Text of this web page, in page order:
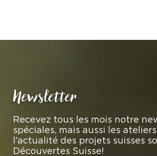
Newsletter
Recevez tous les mois notre
spéciales, mais aussi les
l’actualité des projets suisses
Découvertes Suisse!